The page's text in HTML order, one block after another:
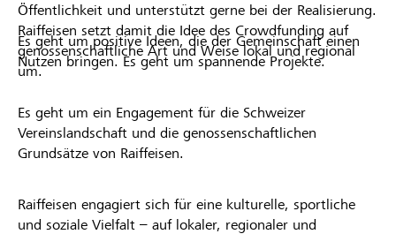
Öffentlichkeit und unterstützt gerne bei der Realisierung.
Raiffeisen setzt damit die Idee des Crowdfunding auf
genossenschaftliche Art und Weise lokal und regional
um.
Es geht um positive Ideen, die der Gemeinschaft einen
Nutzen bringen. Es geht um spannende Projekte.
Es geht um ein Engagement für die Schweizer
Vereinslandschaft und die genossenschaftlichen
Grundsätze von Raiffeisen.
Raiffeisen engagiert sich für eine kulturelle, sportliche
und soziale Vielfalt – auf lokaler, regionaler und